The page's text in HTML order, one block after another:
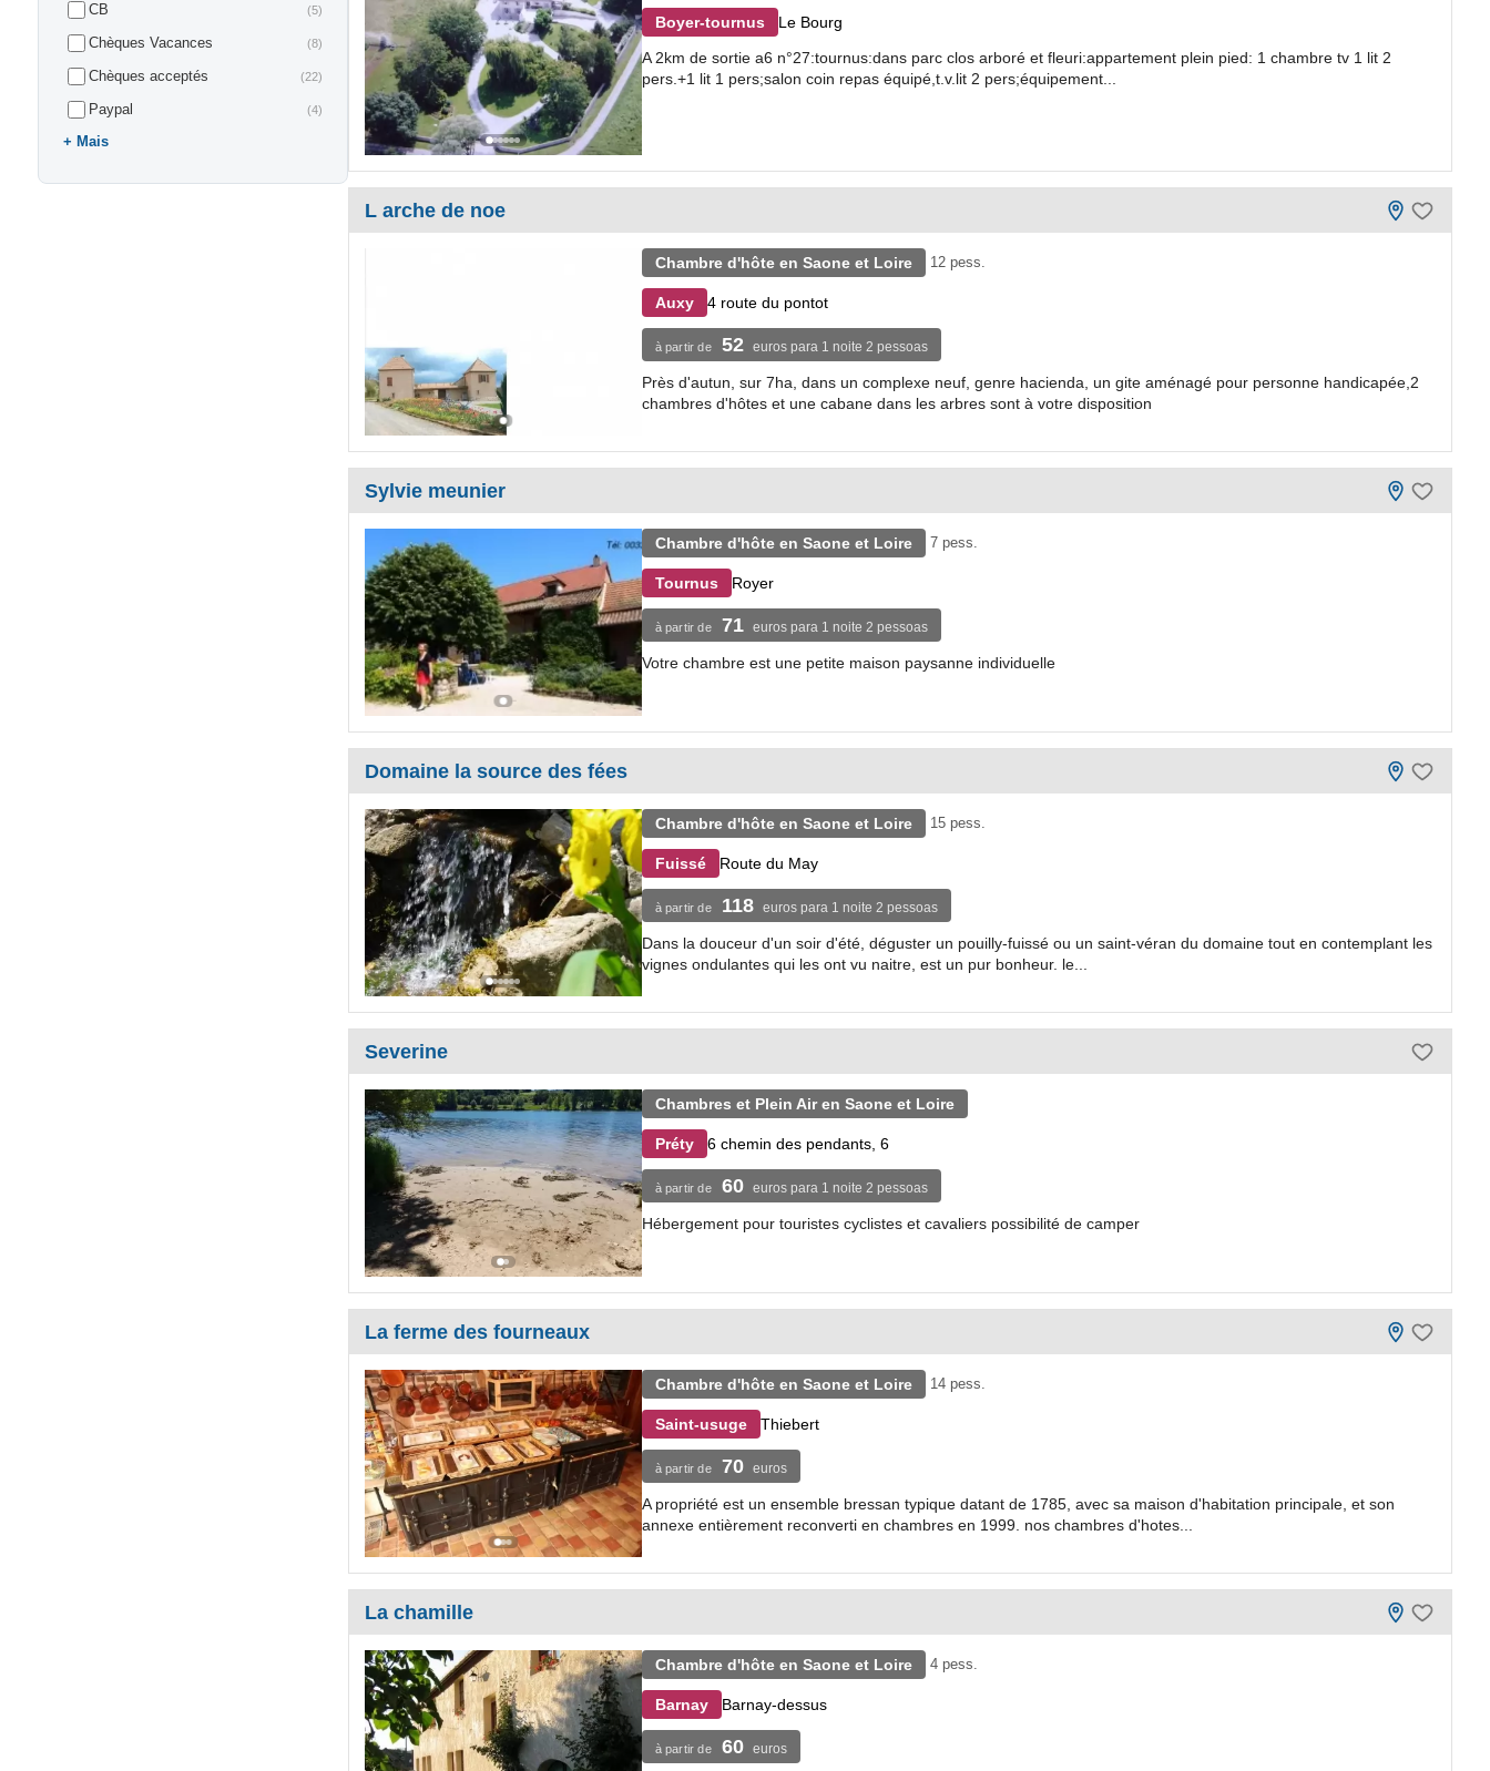
CB (5)
Chèques Vacances (8)
Chèques acceptés (22)
Paypal (4)
Mais
Boyer-tournus Le Bourg
A 2km de sortie a6 n°27:tournus:dans parc clos arboré et fleuri:appartement plein pied: 1 chambre tv 1 lit 2
pers.+1 lit 1 pers;salon coin repas équipé,t.v.lit 2 pers;équipement...
L arche de noe
Chambre d'hôte en Saone et Loire 12 pess.
Auxy 4 route du pontot
à partir de 52 euros para 1 noite 2 pessoas
Près d'autun, sur 7ha, dans un complexe neuf, genre hacienda, un gite aménagé pour personne handicapée,2
chambres d'hôtes et une cabane dans les arbres sont à votre disposition
Sylvie meunier
Chambre d'hôte en Saone et Loire 7 pess.
Tournus Royer
à partir de 71 euros para 1 noite 2 pessoas
Votre chambre est une petite maison paysanne individuelle
Domaine la source des fées
Chambre d'hôte en Saone et Loire 15 pess.
Fuissé Route du May
à partir de 118 euros para 1 noite 2 pessoas
Dans la douceur d'un soir d'été, déguster un pouilly-fuissé ou un saint-véran du domaine tout en contemplant les
vignes ondulantes qui les ont vu naitre, est un pur bonheur. le...
Severine
Chambres et Plein Air en Saone et Loire
Préty 6 chemin des pendants, 6
à partir de 60 euros para 1 noite 2 pessoas
Hébergement pour touristes cyclistes et cavaliers possibilité de camper
La ferme des fourneaux
Chambre d'hôte en Saone et Loire 14 pess.
Saint-usuge Thiebert
à partir de 70 euros
A propriété est un ensemble bressan typique datant de 1785, avec sa maison d'habitation principale, et son
annexe entièrement reconverti en chambres en 1999. nos chambres d'hotes...
La chamille
Chambre d'hôte en Saone et Loire 4 pess.
Barnay Barnay-dessus
à partir de 60 euros